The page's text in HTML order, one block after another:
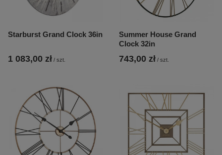
Starburst Grand Clock 36in
1 083,00 zł / szt.
Summer House Grand
Clock 32in
743,00 zł / szt.